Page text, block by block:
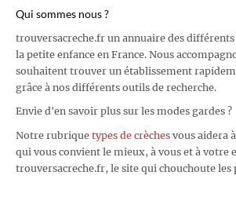
Qui sommes nous ?
trouversacreche.fr un annuaire des différents
la petite enfance en France. Nous
souhaitent trouver un établissement
grâce à nos différents outils de recherche.
Envie d'en savoir plus sur les modes gardes ?
Notre rubrique types de crèches vous aidera
qui vous convient le mieux, à vous et à votre
trouversacreche.fr, le site qui chouchoute les